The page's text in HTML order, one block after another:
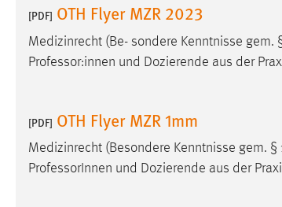
[PDF] OTH Flyer MZR 2023
Medizinrecht (Be- sondere Kenntnisse gem.
Professor:innen und Dozierende aus der
[PDF] OTH Flyer MZR 1mm
Medizinrecht (Besondere Kenntnisse gem. §
ProfessorInnen und Dozierende aus der